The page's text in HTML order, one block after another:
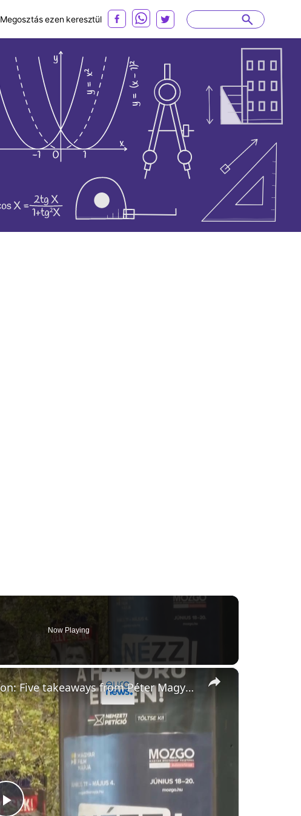
Megosztás ezen keresztül
Now Playing
×
EU cash, Ukraine, Russia and migration: Five takeaways from Péter Magyar's presser